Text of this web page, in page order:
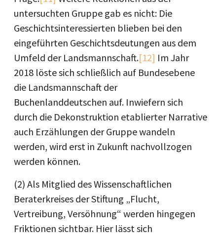
untersuchten Gruppe gab es nicht: Die
Geschichtsinteressierten blieben bei den
eingeführten Geschichtsdeutungen aus dem
Umfeld der Landsmannschaft.[12] Im Jahr
2018 löste sich schließlich auf Bundesebene
die Landsmannschaft der
Buchenlanddeutschen auf. Inwiefern sich
durch die Dekonstruktion etablierter Narrative
auch Erzählungen der Gruppe wandeln
werden, wird erst in Zukunft nachvollzogen
werden können.
(2) Als Mitglied des Wissenschaftlichen
Beraterkreises der Stiftung „Flucht,
Vertreibung, Versöhnung“ werden hingegen
Friktionen sichtbar. Hier lässt sich